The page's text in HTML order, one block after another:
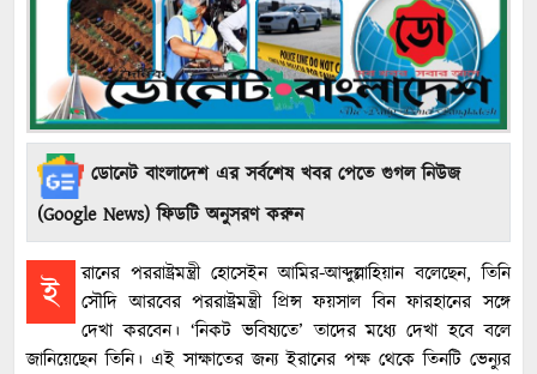
ডোনেট বাংলাদেশ এর সর্বশেষ খবর পেতে গুগল নিউজ
(Google News) ফিডটি অনুসরণ করুন
ই
রানের পররাষ্ট্রমন্ত্রী হোসেইন আমির-আব্দুল্লাহিয়ান বলেছেন, তিনি
সৌদি আরবের পররাষ্ট্রমন্ত্রী প্রিন্স ফয়সাল বিন ফারহানের সঙ্গে
দেখা করবেন। ‘নিকট ভবিষ্যতে’ তাদের মধ্যে দেখা হবে বলে
জানিয়েছেন তিনি। এই সাক্ষাতের জন্য ইরানের পক্ষ থেকে তিনটি ভেন্যুর